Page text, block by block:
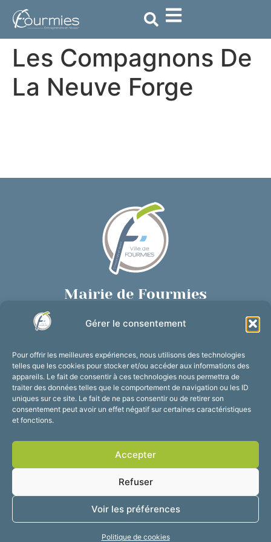
Gérer le consentement
Pour offrir les meilleures expériences, nous utilisons des technologies
telles que les cookies pour stocker et/ou accéder aux informations des
appareils. Le fait de consentir à ces technologies nous permettra de
traiter des données telles que le comportement de navigation ou les ID
uniques sur ce site. Le fait de ne pas consentir ou de retirer son
consentement peut avoir un effet négatif sur certaines caractéristiques
et fonctions.
Accepter
Refuser
Voir les préférences
Politique de cookies
principal
Les Compagnons De
La Neuve Forge
Mairie de Fourmies
03 27 59 69 79
Horaires d’ouverture
Du lundi au vendredi :
de 8h30 à 12h et de 13h30 à 17h30
Suivez-nous !
Accessibilité
Mentions légales
2025 © Propulsé par